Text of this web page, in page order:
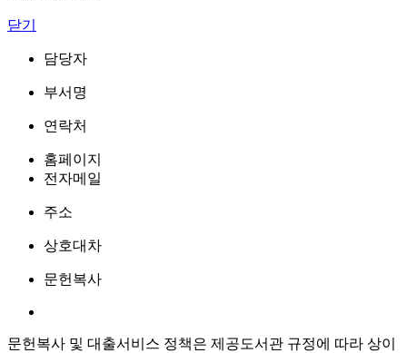
닫기
담당자
부서명
연락처
홈페이지
전자메일
주소
상호대차
문헌복사
문헌복사 및 대출서비스 정책은 제공도서관 규정에 따라 상이